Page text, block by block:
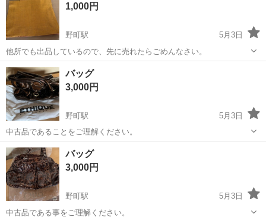
1,000円
野町駅
5月3日
他所でも出品しているので、先に売れたらごめんなさい。
石川 金沢市 野町駅
バッグ
3,000円
野町駅
5月3日
中古品であることをご理解ください。
石川 金沢市 野町駅
バッグ
3,000円
野町駅
5月3日
中古品である事をご理解ください。